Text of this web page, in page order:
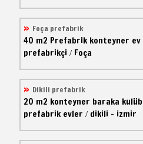
Foça prefabrik
40 m2 Prefabrik konteyner ev
prefabrikçi / Foça
Dikili prefabrik
20 m2 konteyner baraka
prefabrik evler / dikili - izmir